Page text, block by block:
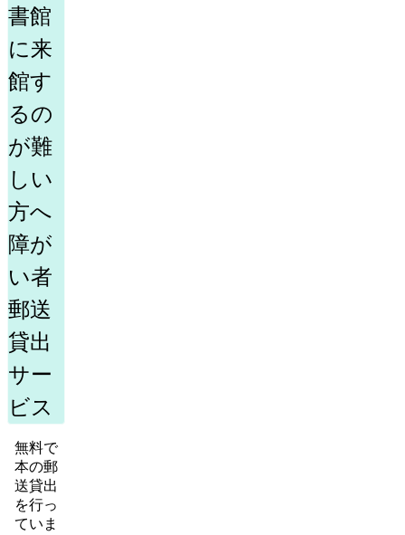
書館
に来
館す
るの
が難
しい
方へ
障が
い者
郵送
貸出
サー
ビス
無料で
本の郵
送貸出
を行っ
ていま